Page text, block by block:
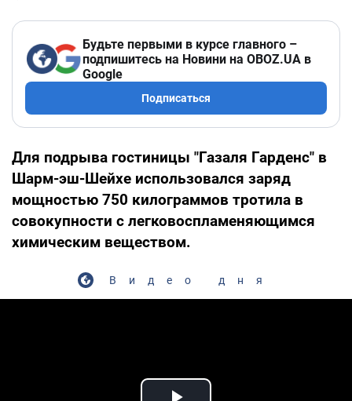
Будьте первыми в курсе главного –
подпишитесь на Новини на OBOZ.UA в
Google
Подписаться
Для подрыва гостиницы "Газаля Гарденс" в
Шарм-эш-Шейхе использовался заряд
мощностью 750 килограммов тротила в
совокупности с легковоспламеняющимся
химическим веществом.
Видео дня